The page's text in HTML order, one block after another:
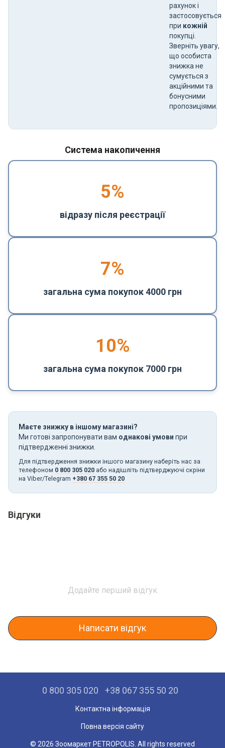
рахунок і
застосовується
при кожній
покупці.
Зверніть увагу,
що особиста
знижка не
сумується з
акційними та
бонусними
пропозиціями.
Система накопичення
5%
відразу після реєстрації
7%
загальна сума покупок 4000 грн
10%
загальна сума покупок 7000 грн
Маєте знижку в іншому магазині?
Ми готові запропонувати вам однакові умови при
підтвердженні знижки.
Для підтвердження знижки іншого магазину наберіть нас за
телефоном 0 800 305 020 або надішліть підтверджуючі скріни
на Viber/Telegram +380 67 355 50 20
Відгуки
Додайте перший відгук
Написати відгук
0 800 305 020 +38 067 355 50 20
Контактна інформація
Повна версія сайту
© 2026 Зоомаркет PETROPOLIS. All rights reserved